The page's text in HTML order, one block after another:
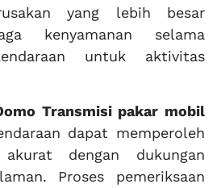
yang lebih besar
kenyamanan selama
untuk aktivitas
Transmisi pakar mobil
dapat memperoleh
dengan dukungan
Proses pemeriksaan